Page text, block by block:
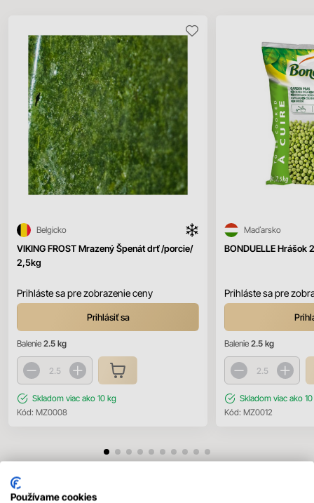
VIKING FROST Mrazený Špenát drť /porcie/
2,5kg
Belgicko
Prihláste sa pre zobrazenie ceny
Prihlásiť sa
Balenie 2.5 kg
Skladom viac ako 10 kg
Kód: MZ0008
BONDUELLE Hrášok
Maďarsko
Prihláste sa pre
Balenie 2.5 kg
Skladom viac ako
Kód: MZ0012
Používame cookies